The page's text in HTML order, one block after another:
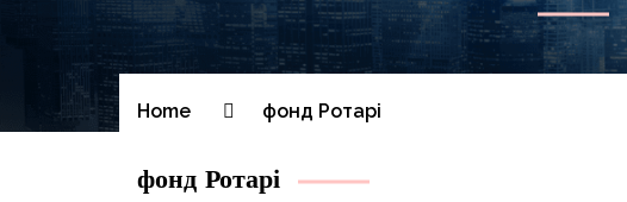
Home фонд Ротарі
фонд Ротарі